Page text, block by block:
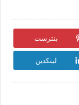
بنترست
لينكدين